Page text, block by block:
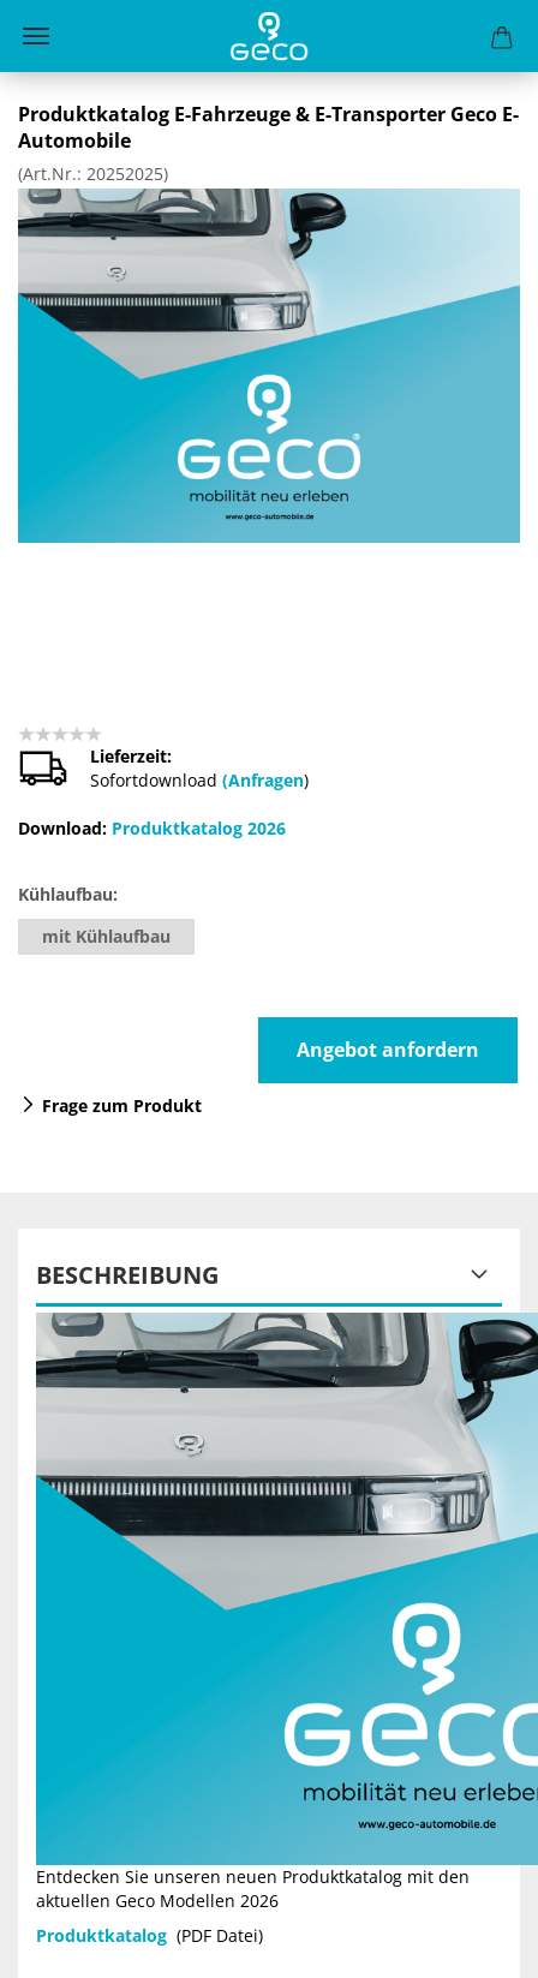
Pro­dukt­ka­ta­log E-​Fahrzeuge & E-​Transporter Geco E-​
Automobile
(Art.Nr.: 20252025)
Lieferzeit:
Sofortdownload (Anfragen)
Download: Produktkatalog 2026
Kühlaufbau:
mit Kühlaufbau
Angebot anfordern
Frage zum Produkt
BESCHREIBUNG
Entdecken Sie unseren neuen Produktkatalog mit den
aktuellen Geco Modellen 2026
Produktkatalog (PDF Datei)